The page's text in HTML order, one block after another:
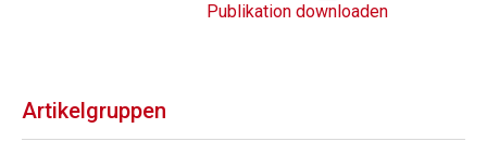
Publikation downloaden
Artikelgruppen